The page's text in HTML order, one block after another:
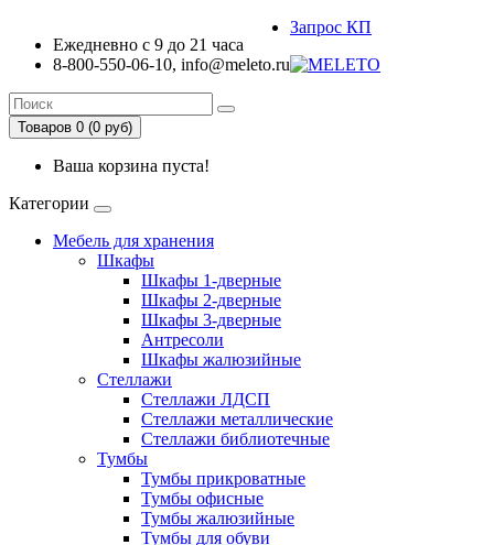
Ежедневно с 9 до 21 часа
8-800-550-06-10, info@meleto.ru
Запрос КП
Товаров 0 (0 pуб)
Ваша корзина пуста!
Категории
Мебель для хранения
Шкафы
Шкафы 1-дверные
Шкафы 2-дверные
Шкафы 3-дверные
Антресоли
Шкафы жалюзийные
Стеллажи
Стеллажи ЛДСП
Стеллажи металлические
Стеллажи библиотечные
Тумбы
Тумбы прикроватные
Тумбы офисные
Тумбы жалюзийные
Тумбы для обуви